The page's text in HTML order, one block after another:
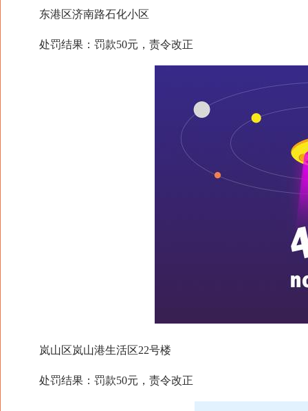
东港区济南路石化小区
处罚结果：罚款50元，责令改正
岚山区岚山港生活区22号楼
处罚结果：罚款50元，责令改正